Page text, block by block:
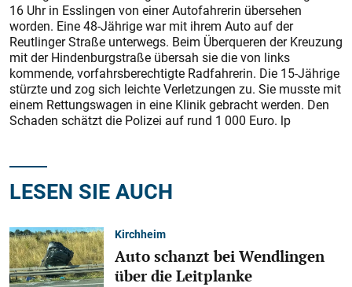
16 Uhr in Esslingen von einer Autofahrerin übersehen
worden. Eine 48-Jährige war mit ihrem Auto auf der
Reutlinger Straße unterwegs. Beim Überqueren der Kreuzung
mit der Hindenburgstraße übersah sie die von links
kommende, vorfahrsberechtigte Radfahrerin. Die 15-Jährige
stürzte und zog sich leichte Verletzungen zu. Sie musste mit
einem Rettungswagen in eine Klinik gebracht werden. Den
Schaden schätzt die Polizei auf rund 1 000 Euro. lp
LESEN SIE AUCH
Kirchheim
Auto schanzt bei Wendlingen
über die Leitplanke